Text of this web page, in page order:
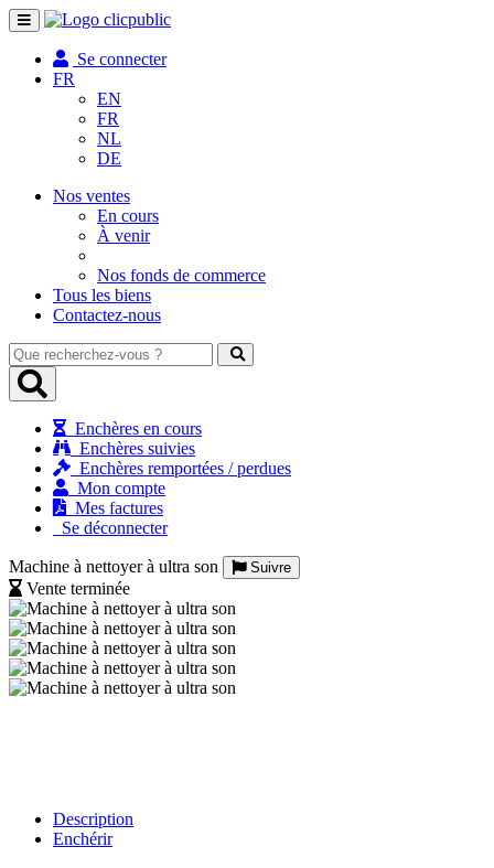
Toggle
navigation
Se connecter
FR
EN
FR
NL
DE
Nos ventes
En cours
À venir
Nos fonds de commerce
Tous les biens
Contactez-nous
Que
recherchez-
vous
Enchères en cours
Enchères suivies
Enchères remportées / perdues
Mon compte
Mes factures
Se déconnecter
Machine à nettoyer à ultra son Suivre
Vente terminée
Description
Enchérir